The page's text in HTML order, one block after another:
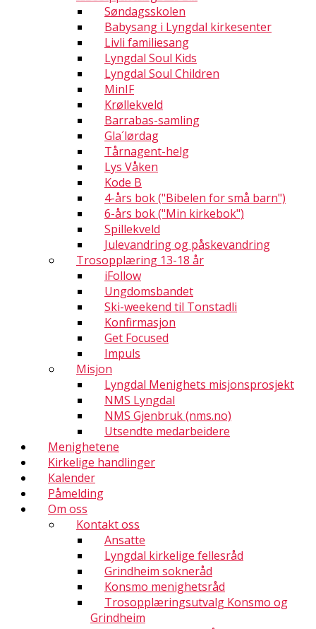
Søndagsskolen
Babysang i Lyngdal kirkesenter
Livli familiesang
Lyngdal Soul Kids
Lyngdal Soul Children
MinIF
Krøllekveld
Barrabas-samling
Gla´lørdag
Tårnagent-helg
Lys Våken
Kode B
4-års bok ("Bibelen for små barn")
6-års bok ("Min kirkebok")
Spillekveld
Julevandring og påskevandring
Trosopplæring 13-18 år
iFollow
Ungdomsbandet
Ski-weekend til Tonstadli
Konfirmasjon
Get Focused
Impuls
Misjon
Lyngdal Menighets misjonsprosjekt
NMS Lyngdal
NMS Gjenbruk (nms.no)
Utsendte medarbeidere
Menighetene
Kirkelige handlinger
Kalender
Påmelding
Om oss
Kontakt oss
Ansatte
Lyngdal kirkelige fellesråd
Grindheim sokneråd
Konsmo menighetsråd
Trosopplæringsutvalg Konsmo og
Grindheim